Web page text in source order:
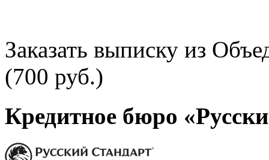
Заказать выписку из
(700 руб.)
Кредитное бюро